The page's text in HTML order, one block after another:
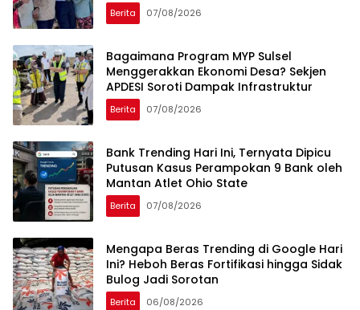
Berita 07/08/2026
Bagaimana Program MYP Sulsel
Menggerakkan Ekonomi Desa? Sekjen
APDESI Soroti Dampak Infrastruktur
Berita 07/08/2026
Bank Trending Hari Ini, Ternyata Dipicu
Putusan Kasus Perampokan 9 Bank oleh
Mantan Atlet Ohio State
Berita 07/08/2026
Mengapa Beras Trending di Google Hari
Ini? Heboh Beras Fortifikasi hingga Sidak
Bulog Jadi Sorotan
Berita 06/08/2026